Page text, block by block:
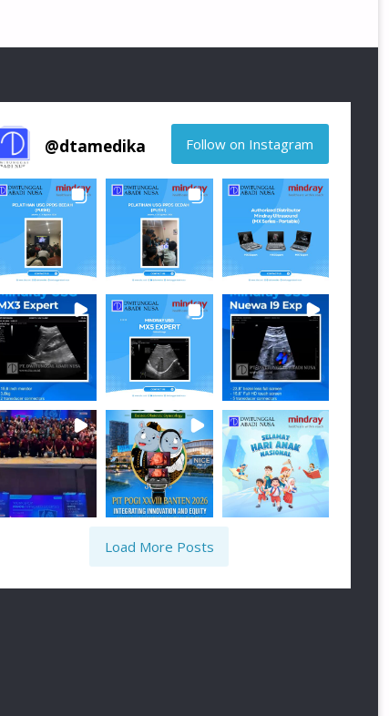
@dtamedika Follow on Instagram
Load More Posts